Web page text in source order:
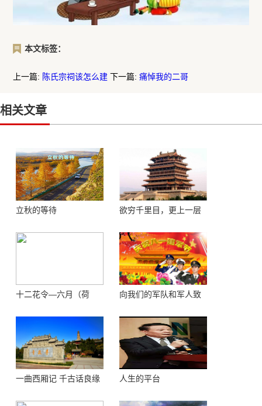
本文标签：
上一篇: 陈氏宗祠该怎么建 下一篇:痛悼我的二哥
相关文章
立秋的等待
欲穷千里目，更上一层
十二花令—六月（荷
向我们的军队和军人致
一曲西厢记 千古话良缘 人生的平台